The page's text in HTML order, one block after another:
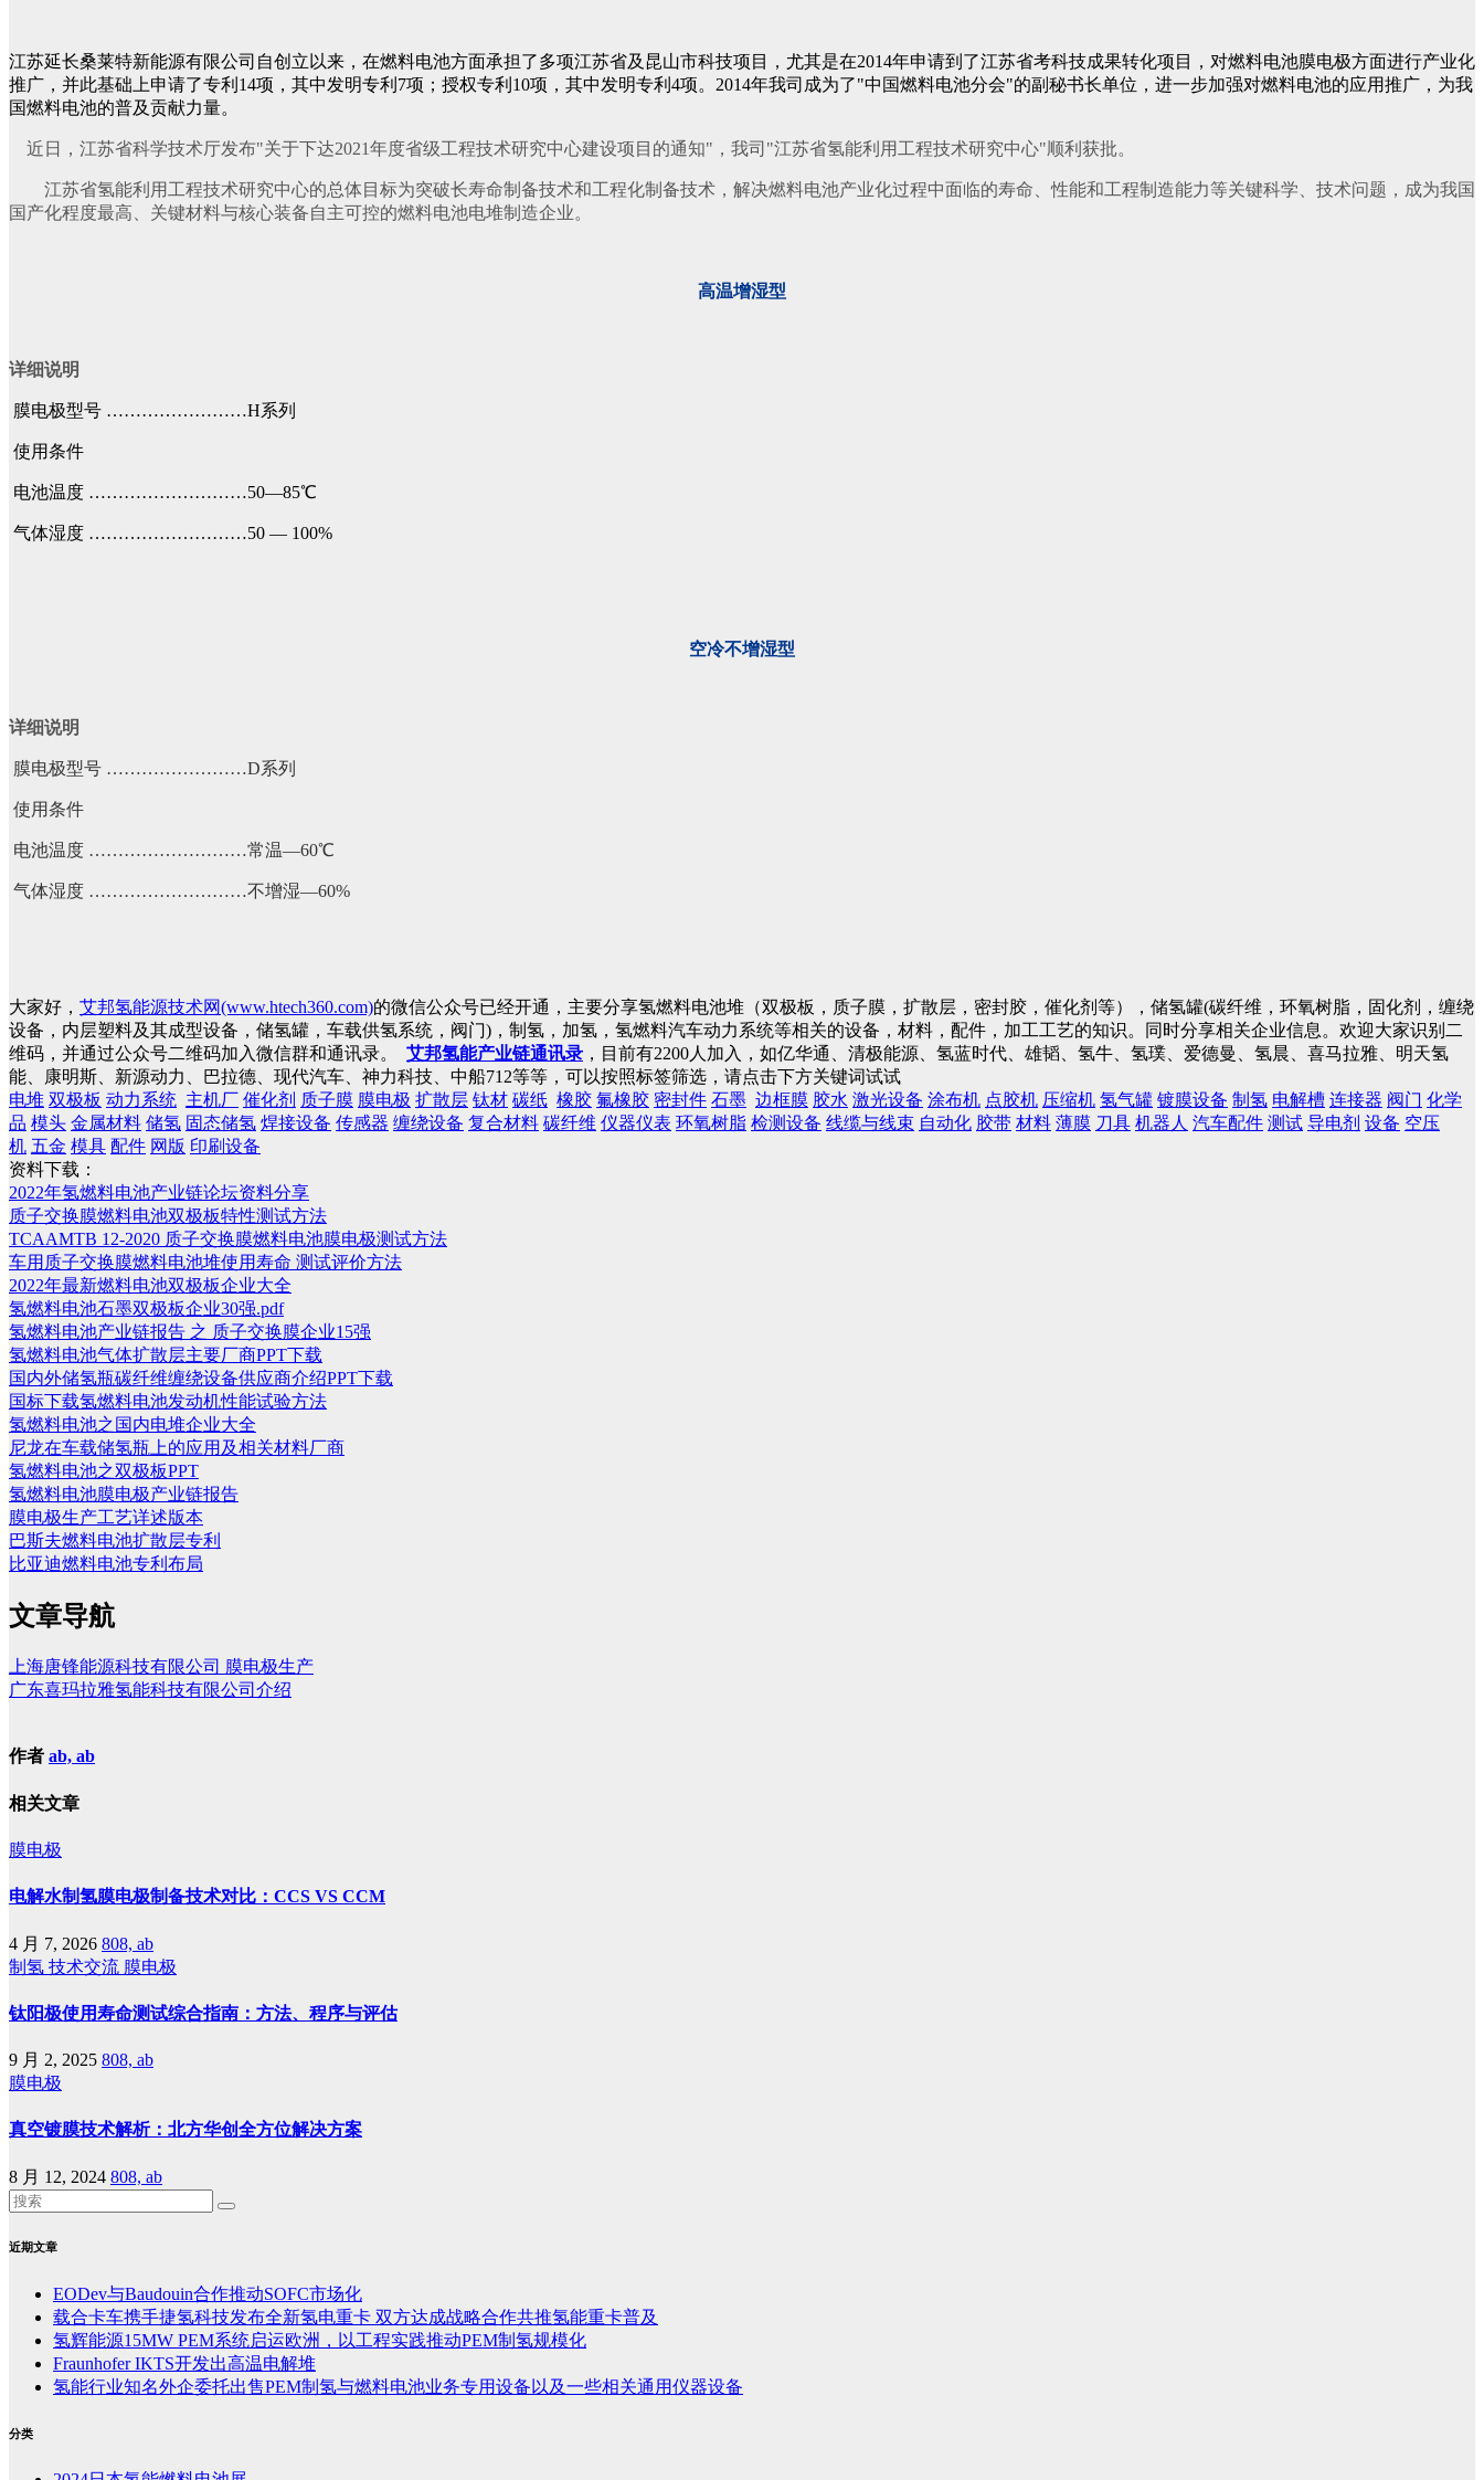
江苏延长桑莱特新能源有限公司自创立以来，在燃料电池方面承担了多项江苏省及昆山市科技项目，尤其是在2014年申请到了江苏省考科技成果转化项目，对燃料电池膜电极方面进行产业化
推广，并此基础上申请了专利14项，其中发明专利7项；授权专利10项，其中发明专利4项。2014年我司成为了"中国燃料电池分会"的副秘书长单位，进一步加强对燃料电池的应用推广，为我
国燃料电池的普及贡献力量。
近日，江苏省科学技术厅发布"关于下达2021年度省级工程技术研究中心建设项目的通知"，我司"江苏省氢能利用工程技术研究中心"顺利获批。
江苏省氢能利用工程技术研究中心的总体目标为突破长寿命制备技术和工程化制备技术，解决燃料电池产业化过程中面临的寿命、性能和工程制造能力等关键科学、技术问题，成为我国
国产化程度最高、关键材料与核心装备自主可控的燃料电池电堆制造企业。
高温增湿型
详细说明
膜电极型号 ……………………H系列
使用条件
电池温度 ………………………50—85℃
气体湿度 ………………………50 — 100%
空冷不增湿型
详细说明
膜电极型号 ……………………D系列
使用条件
电池温度 ………………………常温—60℃
气体湿度 ………………………不增湿—60%
大家好， 艾邦氢能源技术网(www.htech360.com)的微信公众号已经开通，主要分享氢燃料电池堆（双极板，质子膜，扩散层，密封胶，催化剂等），储氢罐(碳纤维，环氧树脂，固化剂，缠绕
设备，内层塑料及其成型设备，储氢罐，车载供氢系统，阀门)，制氢，加氢，氢燃料汽车动力系统等相关的设备，材料，配件，加工工艺的知识。同时分享相关企业信息。欢迎大家识别二
维码，并通过公众号二维码加入微信群和通讯录。
艾邦氢能产业链通讯录 ，目前有2200人加入，如亿华通、清极能源、氢蓝时代、雄韬、氢牛、氢璞、爱德曼、氢晨、喜马拉雅、明天氢
能、康明斯、新源动力、巴拉德、现代汽车、神力科技、中船712等等，可以按照标签筛选，请点击下方关键词试试
电堆 双极板 动力系统 主机厂 催化剂 质子膜 膜电极 扩散层 钛材 碳纸 橡胶 氟橡胶 密封件 石墨 边框膜 胶水 激光设备 涂布机 点胶机 压缩机 氢气罐 镀膜设备 制氢 电解槽 连接器 阀门 化学
品 模头 金属材料 储氢 固态储氢 焊接设备 传感器 缠绕设备 复合材料 碳纤维 仪器仪表 环氧树脂 检测设备 线缆与线束 自动化 胶带 材料 薄膜 刀具 机器人 汽车配件 测试 导电剂 设备 空压
机 五金 模具 配件 网版 印刷设备
资料下载：
2022年氢燃料电池产业链论坛资料分享
质子交换膜燃料电池双极板特性测试方法
TCAAMTB 12-2020 质子交换膜燃料电池膜电极测试方法
车用质子交换膜燃料电池堆使用寿命 测试评价方法
2022年最新燃料电池双极板企业大全
氢燃料电池石墨双极板企业30强.pdf
氢燃料电池产业链报告 之 质子交换膜企业15强
氢燃料电池气体扩散层主要厂商PPT下载
国内外储氢瓶碳纤维缠绕设备供应商介绍PPT下载
国标下载氢燃料电池发动机性能试验方法
氢燃料电池之国内电堆企业大全
尼龙在车载储氢瓶上的应用及相关材料厂商
氢燃料电池之双极板PPT
氢燃料电池膜电极产业链报告
膜电极生产工艺详述版本
巴斯夫燃料电池扩散层专利
比亚迪燃料电池专利布局
文章导航
上海唐锋能源科技有限公司 膜电极生产
广东喜玛拉雅氢能科技有限公司介绍
作者 ab, ab
相关文章
膜电极
电解水制氢膜电极制备技术对比：CCS VS CCM
4 月 7, 2026 808, ab
制氢 技术交流 膜电极
钛阳极使用寿命测试综合指南：方法、程序与评估
9 月 2, 2025 808, ab
膜电极
真空镀膜技术解析：北方华创全方位解决方案
8 月 12, 2024 808, ab
近期文章
EODev与Baudouin合作推动SOFC市场化
载合卡车携手捷氢科技发布全新氢电重卡 双方达成战略合作共推氢能重卡普及
氢辉能源15MW PEM系统启运欧洲，以工程实践推动PEM制氢规模化
Fraunhofer IKTS开发出高温电解堆
氢能行业知名外企委托出售PEM制氢与燃料电池业务专用设备以及一些相关通用仪器设备
分类